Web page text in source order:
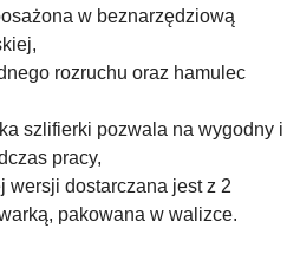
w beznarzędziową
rozruchu oraz hamulec
szlifierki pozwala na wygodny i
pracy,
wersji dostarczana jest z 2
pakowana w walizce.